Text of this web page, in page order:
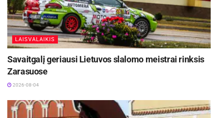
LAISVALAIKIS
Savaitgalį geriausi Lietuvos slalomo meistrai rinksis
Zarasuose
2026-08-04